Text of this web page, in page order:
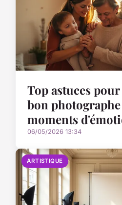
Top astuces
bon
moments
06/05/2026 13:34
ARTISTIQUE